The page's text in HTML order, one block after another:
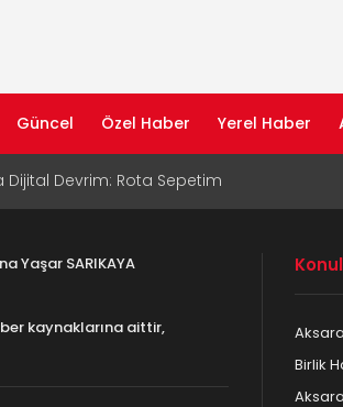
Güncel Özel Haber Yerel Haber
Dijital Devrim: Rota Sepetim
Rehberi ile Google ve Yapay Zeka
Yayın Hayatına Başladı | Hızlı ve Akıllı
Yaşar SARIKAYA
kaynaklarına aittir,
Birlik